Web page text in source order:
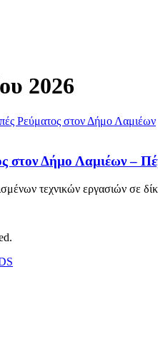
2026
στον Δήμο Λαμιέων –
τεχνικών εργασιών σε